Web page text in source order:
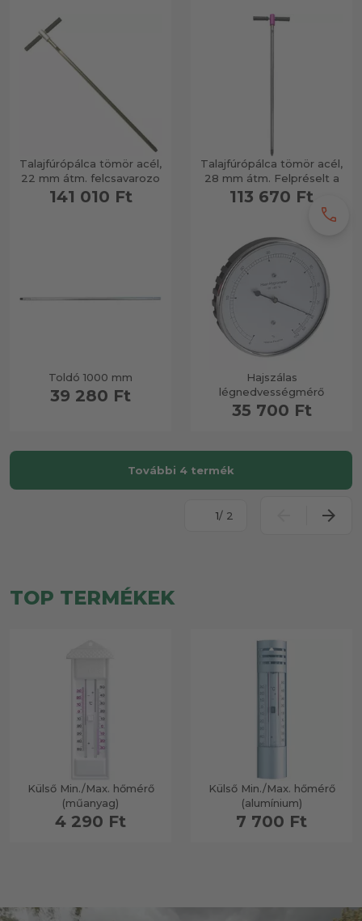
Talajfúrópálca tömör acél,
22 mm átm. felcsavarozo
141 010 Ft
Talajfúrópálca tömör acél,
28 mm átm. Felpréselt a
113 670 Ft
Toldó 1000 mm
39 280 Ft
Hajszálas
légnedvességmérő
35 700 Ft
További 4 termék
/ 2
TOP TERMÉKEK
Külső Min./Max. hőmérő
(műanyag)
4 290 Ft
Külső Min./Max. hőmérő
(alumínium)
7 700 Ft
call